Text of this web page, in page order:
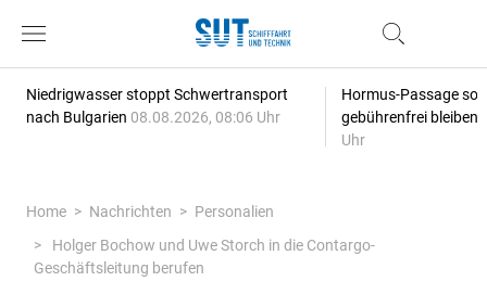
Niedrigwasser stoppt Schwertransport
nach Bulgarien 08.08.2026, 08:06 Uhr
Hormus-Passage
gebührenfrei bleiben
Uhr
Home Nachrichten
Personalien
Holger Bochow und Uwe Storch in die Contargo-
Geschäftsleitung berufen